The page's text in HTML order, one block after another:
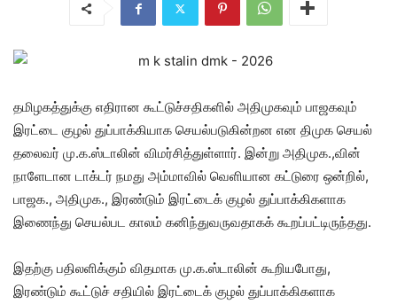
தமிழகத்துக்கு எதிரான கூட்டுச்சதிகளில் அதிமுகவும் பாஜகவும்
இரட்டை குழல் துப்பாக்கியாக செயல்படுகின்றன என திமுக செயல்
தலைவர் மு.க.ஸ்டாலின் விமர்சித்துள்ளார். இன்று அதிமுக.,வின்
நாளேடான டாக்டர் நமது அம்மாவில் வெளியான கட்டுரை ஒன்றில்,
பாஜக., அதிமுக., இரண்டும் இரட்டைக் குழல் துப்பாக்கிகளாக
இணைந்து செயல்பட காலம் கனிந்துவருவதாகக் கூறப்பட்டிருந்தது.
இதற்கு பதிலளிக்கும் விதமாக மு.க.ஸ்டாலின் கூறியபோது,
இரண்டும் கூட்டுச் சதியில் இரட்டைக் குழல் துப்பாக்கிகளாக